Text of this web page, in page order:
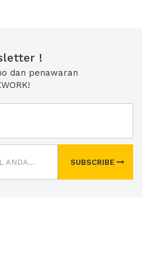
!
dan penawaran
SUBSCRIBE